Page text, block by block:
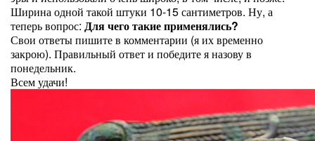
Ширина одной такой штуки 10-15 сантиметров. Ну, а
теперь вопрос: Для чего такие применялись?
Свои ответы пишите в комментарии (я их временно
закрою). Правильный ответ и победите я назову в
понедельник.
Всем удачи!